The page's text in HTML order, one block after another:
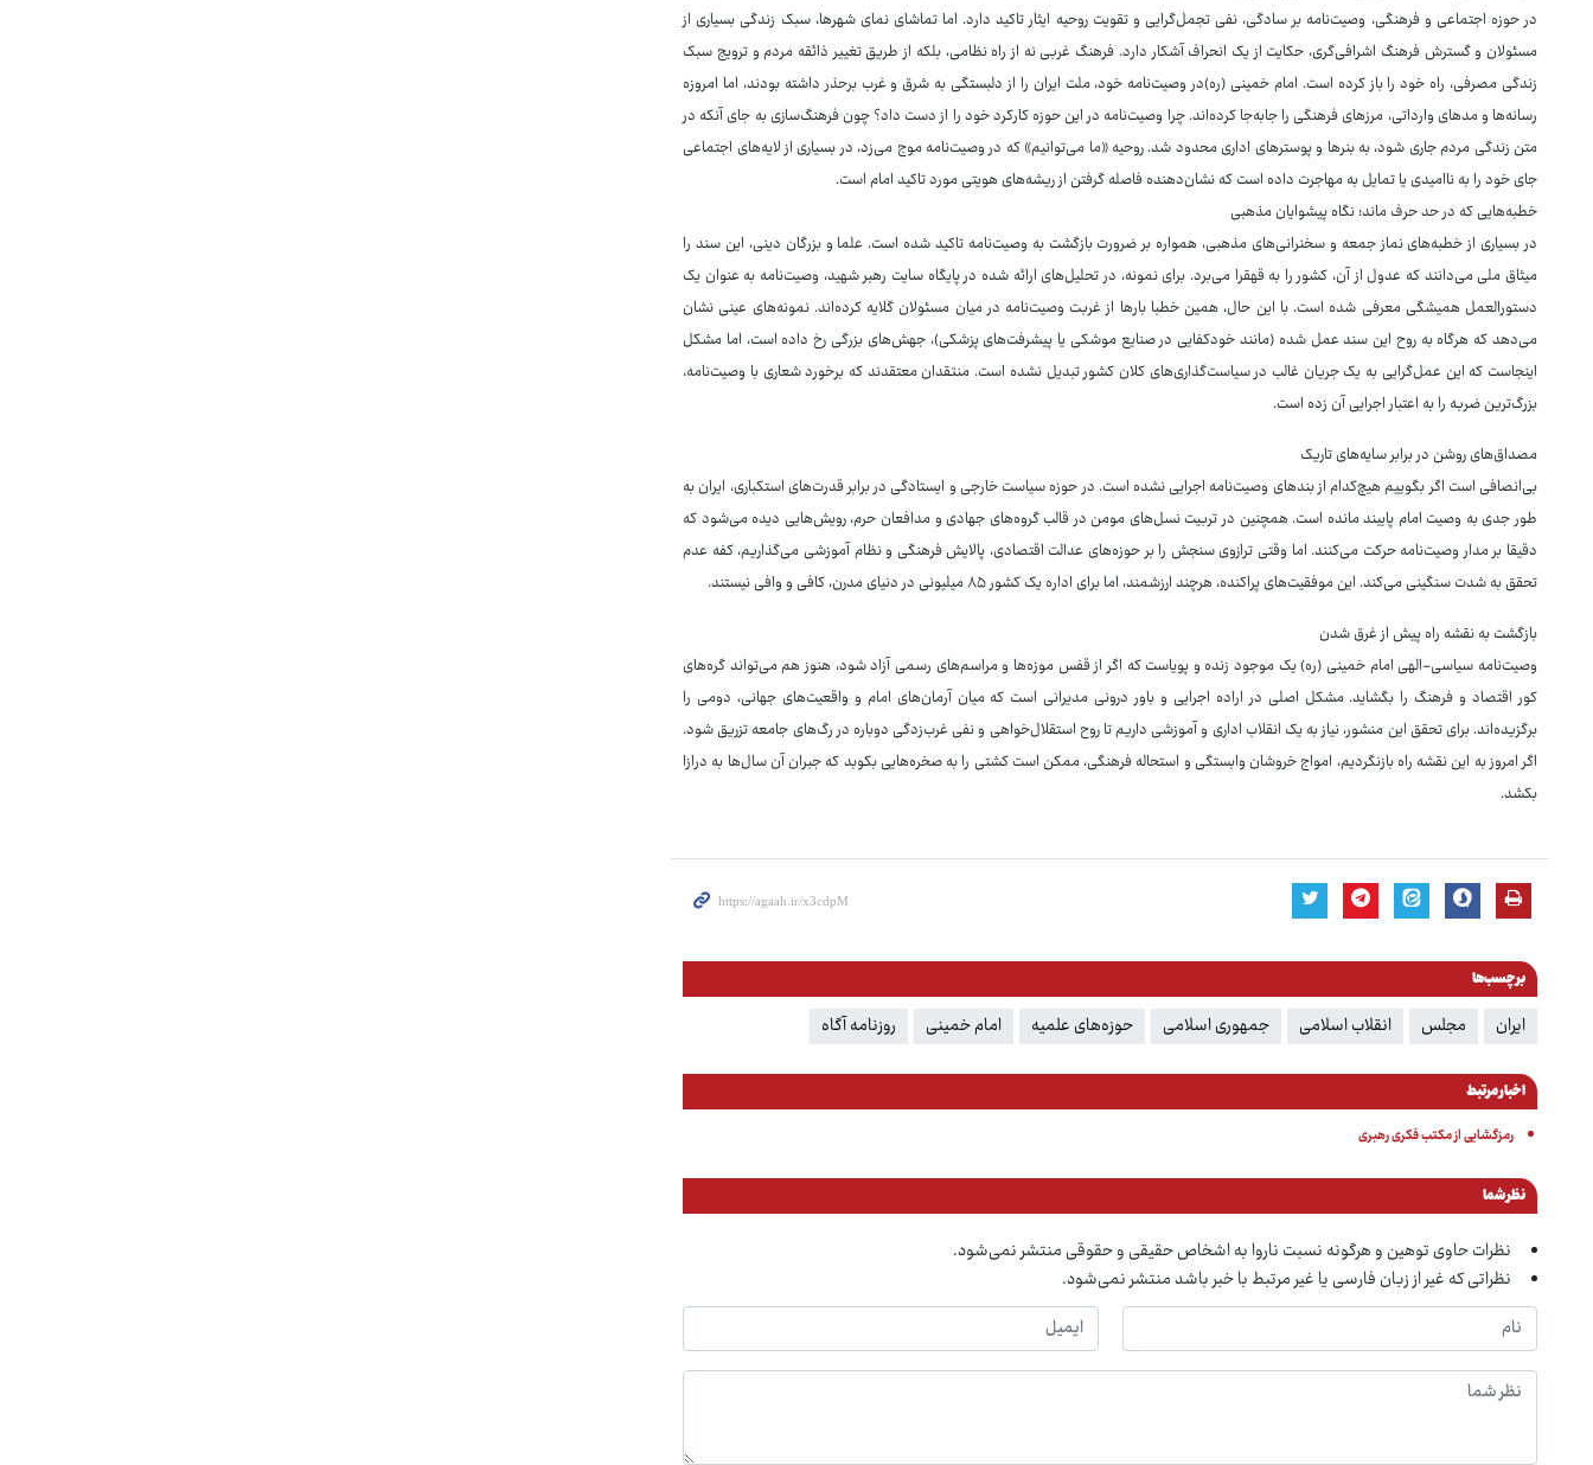
در حوزه اجتماعی و فرهنگی، وصیت‌نامه بر سادگی، نفی تجمل‌گرایی و تقویت روحیه ایثار تاکید دارد. اما تماشای نمای شهرها، سبک زندگی بسیاری از
مسئولان و گسترش فرهنگ اشرافی‌گری، حکایت از یک انحراف آشکار دارد. فرهنگ غربی نه از راه نظامی، بلکه از طریق تغییر ذائقه مردم و ترویج سبک
زندگی مصرفی، راه خود را باز کرده است. امام خمینی (ره)در وصیت‌نامه خود، ملت ایران را از دلبستگی به شرق و غرب برحذر داشته بودند، اما امروزه
رسانه‌ها و مدهای وارداتی، مرزهای فرهنگی را جابه‌جا کرده‌اند. چرا وصیت‌نامه در این حوزه کارکرد خود را از دست داد؟ چون فرهنگ‌سازی به جای آنکه در
متن زندگی مردم جاری شود، به بنرها و پوسترهای اداری محدود شد. روحیه «ما می‌توانیم» که در وصیت‌نامه موج می‌زد، در بسیاری از لایه‌های اجتماعی
جای خود را به ناامیدی یا تمایل به مهاجرت داده است که نشان‌دهنده فاصله گرفتن از ریشه‌های هویتی مورد تاکید امام است.
خطبه‌هایی که در حد حرف ماند؛ نگاه پیشوایان مذهبی
در بسیاری از خطبه‌های نماز جمعه و سخنرانی‌های مذهبی، همواره بر ضرورت بازگشت به وصیت‌نامه تاکید شده است. علما و بزرگان دینی، این سند را
میثاق ملی می‌دانند که عدول از آن، کشور را به قهقرا می‌برد. برای نمونه، در تحلیل‌های ارائه شده در پایگاه سایت رهبر شهید، وصیت‌نامه به عنوان یک
دستورالعمل همیشگی معرفی شده است. با این حال، همین خطبا بارها از غربت وصیت‌نامه در میان مسئولان گلایه کرده‌اند. نمونه‌های عینی نشان
می‌دهد که هرگاه به روح این سند عمل شده (مانند خودکفایی در صنایع موشکی یا پیشرفت‌های پزشکی)، جهش‌های بزرگی رخ داده است، اما مشکل
اینجاست که این عمل‌گرایی به یک جریان غالب در سیاست‌گذاری‌های کلان کشور تبدیل نشده است. منتقدان معتقدند که برخورد شعاری با وصیت‌نامه،
بزرگ‌ترین ضربه را به اعتبار اجرایی آن زده است.
مصداق‌های روشن در برابر سایه‌های تاریک
بی‌انصافی است اگر بگوییم هیچ‌کدام از بندهای وصیت‌نامه اجرایی نشده است. در حوزه سیاست خارجی و ایستادگی در برابر قدرت‌های استکباری، ایران به
طور جدی به وصیت امام پایبند مانده است. همچنین در تربیت نسل‌های مومن در قالب گروه‌های جهادی و مدافعان حرم، رویش‌هایی دیده می‌شود که
دقیقا بر مدار وصیت‌نامه حرکت می‌کنند. اما وقتی ترازوی سنجش را بر حوزه‌های عدالت اقتصادی، پالایش فرهنگی و نظام آموزشی می‌گذاریم، کفه عدم
تحقق به شدت سنگینی می‌کند. این موفقیت‌های پراکنده، هرچند ارزشمند، اما برای اداره یک کشور ۸۵ میلیونی در دنیای مدرن، کافی و وافی نیستند.
بازگشت به نقشه راه پیش از غرق شدن
وصیت‌نامه سیاسی-الهی امام خمینی (ره) یک موجود زنده و پویاست که اگر از قفس موزه‌ها و مراسم‌های رسمی آزاد شود، هنوز هم می‌تواند گره‌های
کور اقتصاد و فرهنگ را بگشاید. مشکل اصلی در اراده اجرایی و باور درونی مدیرانی است که میان آرمان‌های امام و واقعیت‌های جهانی، دومی را
برگزیده‌اند. برای تحقق این منشور، نیاز به یک انقلاب اداری و آموزشی داریم تا روح استقلال‌خواهی و نفی غرب‌زدگی دوباره در رگ‌های جامعه تزریق شود.
اگر امروز به این نقشه راه بازنگردیم، امواج خروشان وابستگی و استحاله فرهنگی، ممکن است کشتی را به صخره‌هایی بکوبد که جبران آن سال‌ها به درازا
بکشد.
برچسب‌ها
ایران مجلس انقلاب اسلامی جمهوری اسلامی حوزه‌های علمیه امام خمینی روزنامه آگاه
اخبار مرتبط
رمزگشایی از مکتب فکری رهبری
نظر شما
نظرات حاوی توهین و هرگونه نسبت ناروا به اشخاص حقیقی و حقوقی منتشر نمی‌شود.
نظراتی که غیر از زبان فارسی یا غیر مرتبط با خبر باشد منتشر نمی‌شود.